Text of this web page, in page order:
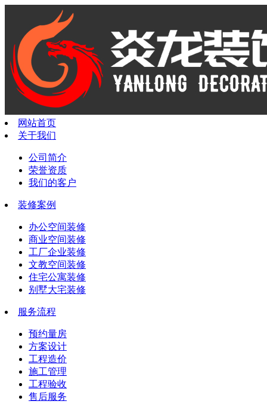
网站首页
关于我们
公司简介
荣誉资质
我们的客户
装修案例
办公空间装修
商业空间装修
工厂企业装修
文教空间装修
住宅公寓装修
别墅大宅装修
服务流程
预约量房
方案设计
工程造价
施工管理
工程验收
售后服务